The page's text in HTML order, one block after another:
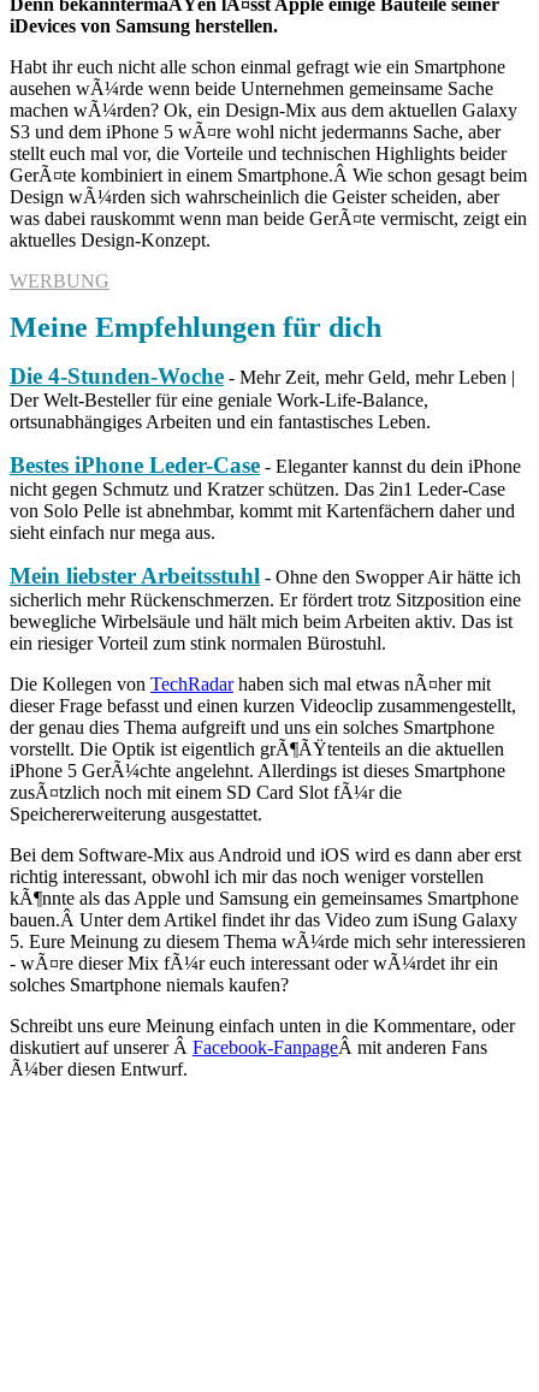
iDevices von Samsung herstellen.
Habt ihr euch nicht alle schon einmal gefragt wie ein Smartphone
ausehen wÃ¼rde wenn beide Unternehmen gemeinsame Sache
machen wÃ¼rden? Ok, ein Design-Mix aus dem aktuellen Galaxy
S3 und dem iPhone 5 wÃ¤re wohl nicht jedermanns Sache, aber
stellt euch mal vor, die Vorteile und technischen Highlights beider
GerÃ¤te kombiniert in einem Smartphone.Â Wie schon gesagt beim
Design wÃ¼rden sich wahrscheinlich die Geister scheiden, aber
was dabei rauskommt wenn man beide GerÃ¤te vermischt, zeigt ein
aktuelles Design-Konzept.
WERBUNG
Meine Empfehlungen für dich
Die 4-Stunden-Woche - Mehr Zeit, mehr Geld, mehr Leben |
Der Welt-Besteller für eine geniale Work-Life-Balance,
ortsunabhängiges Arbeiten und ein fantastisches Leben.
Bestes iPhone Leder-Case - Eleganter kannst du dein iPhone
nicht gegen Schmutz und Kratzer schützen. Das 2in1 Leder-Case
von Solo Pelle ist abnehmbar, kommt mit Kartenfächern daher und
sieht einfach nur mega aus.
Mein liebster Arbeitsstuhl - Ohne den Swopper Air hätte ich
sicherlich mehr Rückenschmerzen. Er fördert trotz Sitzposition eine
bewegliche Wirbelsäule und hält mich beim Arbeiten aktiv. Das ist
ein riesiger Vorteil zum stink normalen Bürostuhl.
Die Kollegen von TechRadarhaben sich mal etwas nÃ¤her mit
dieser Frage befasst und einen kurzen Videoclip zusammengestellt,
der genau dies Thema aufgreift und uns ein solches Smartphone
vorstellt. Die Optik ist eigentlich grÃ¶ÃŸtenteils an die aktuellen
iPhone 5 GerÃ¼chte angelehnt. Allerdings ist dieses Smartphone
zusÃ¤tzlich noch mit einem SD Card Slot fÃ¼r die
Speichererweiterung ausgestattet.
Bei dem Software-Mix aus Android und iOS wird es dann aber erst
richtig interessant, obwohl ich mir das noch weniger vorstellen
kÃ¶nnte als das Apple und Samsung ein gemeinsames Smartphone
bauen.Â Unter dem Artikel findet ihr das Video zum iSung Galaxy
5. Eure Meinung zu diesem Thema wÃ¼rde mich sehr interessieren
- wÃ¤re dieser Mix fÃ¼r euch interessant oder wÃ¼rdet ihr ein
solches Smartphone niemals kaufen?
Schreibt uns eure Meinung einfach unten in die Kommentare, oder
diskutiert auf unserer Â Facebook-FanpageÂ mit anderen Fans
Ã¼ber diesen Entwurf.